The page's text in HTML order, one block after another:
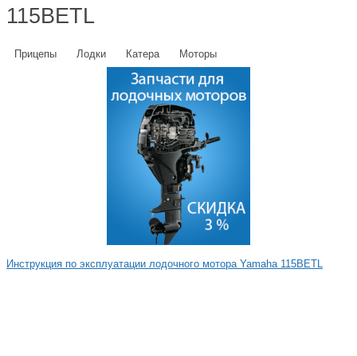
115BETL
Прицепы Лодки Катера Моторы
Инструкция по эксплуатации лодочного мотора Yamaha 115BETL